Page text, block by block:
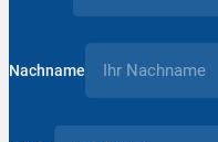
Nachname